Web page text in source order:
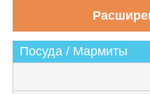
Посуда / Мармиты